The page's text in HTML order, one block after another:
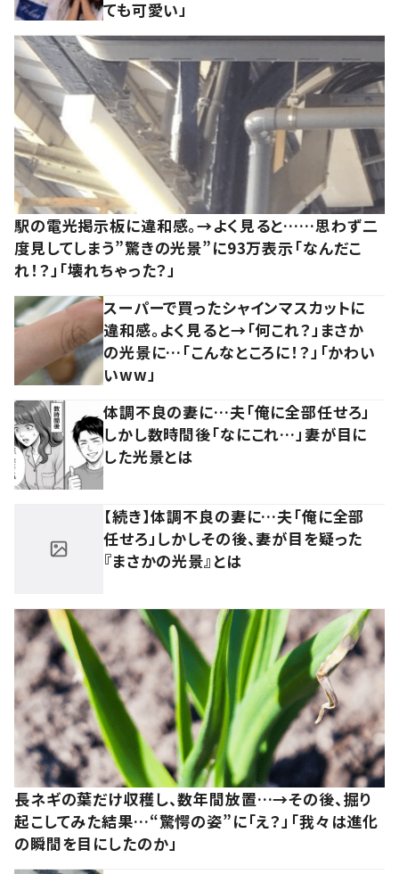
ても可愛い」
駅の電光掲示板に違和感。→よく見ると……思わず二
度見してしまう”驚きの光景”に93万表示「なんだこ
れ！？」「壊れちゃった？」
スーパーで買ったシャインマスカットに
違和感。よく見ると→「何これ？」まさか
の光景に…「こんなところに！？」「かわい
いww」
体調不良の妻に…夫「俺に全部任せろ」
しかし数時間後「なにこれ…」妻が目に
した光景とは
【続き】体調不良の妻に…夫「俺に全部
任せろ」しかしその後、妻が目を疑った
『まさかの光景』とは
長ネギの葉だけ収穫し、数年間放置…→その後、掘り
起こしてみた結果…“驚愕の姿”に「え？」「我々は進化
の瞬間を目にしたのか」